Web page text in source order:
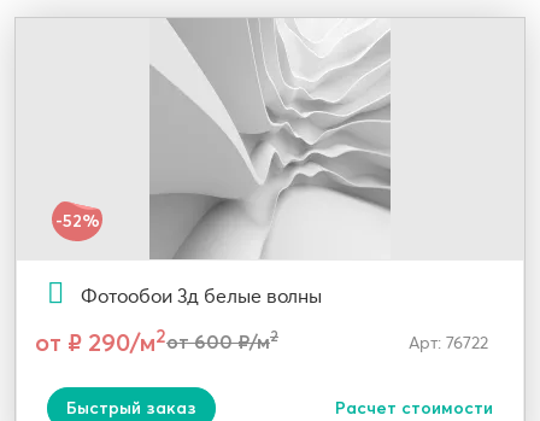
-52%
Фотообои 3д белые волны
от ₽ 290/м2от 600 ₽/м2 Арт: 76722
Быстрый заказ Расчет стоимости